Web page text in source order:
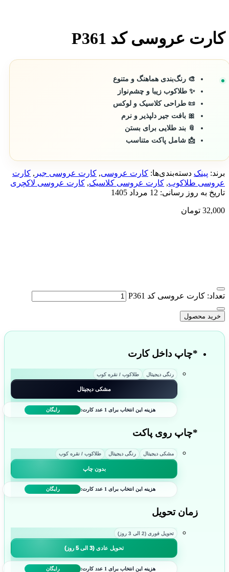
کارت عروسی کد P361
🎨 رنگ‌بندی هماهنگ و متنوع
✨ طلاکوب زیبا و چشم‌نواز
📜 طراحی کلاسیک و لوکس
🎀 بافت جیر دلپذیر و نرم
📎 بند طلایی برای بستن
📩 شامل پاکت متناسب
برند: پینک دسته‌بندی‌ها: کارت عروسی, کارت عروسی جیر , کارت
عروسی طلاکوب, کارت عروسی کلاسیک, کارت عروسی لاکچری
تاریخ به روز رسانی: 12 مرداد 1405
32,000 تومان
تعداد: کارت عروسی کد P361
خرید محصول
*چاپ داخل کارت
مشکی دیجیتال
رنگی دیجیتال طلاکوب / نقره کوب
هزینه این انتخاب برای 1 عدد کارت: رایگان
*چاپ روی پاکت
بدون چاپ
مشکی دیجیتال رنگی دیجیتال طلاکوب / نقره کوب
هزینه این انتخاب برای 1 عدد کارت: رایگان
زمان تحویل
تحویل عادی (3 الی 5 روز)
تحویل فوری (2 الی 3 روز)
هزینه این انتخاب برای 1 عدد کارت: رایگان